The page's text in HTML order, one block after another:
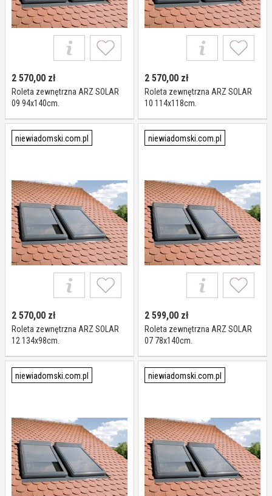
2 570,00 zł
Roleta zewnętrzna ARZ SOLAR
09 94x140cm.
2 570,00 zł
Roleta zewnętrzna ARZ SOLAR
10 114x118cm.
niewiadomski.com.pl
2 570,00 zł
Roleta zewnętrzna ARZ SOLAR
12 134x98cm.
niewiadomski.com.pl
2 599,00 zł
Roleta zewnętrzna ARZ SOLAR
07 78x140cm.
niewiadomski.com.pl niewiadomski.com.pl